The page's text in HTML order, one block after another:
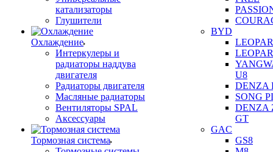
катализаторы
Глушители
Охлаждение
Интеркулеры и
радиаторы наддува
двигателя
Радиаторы двигателя
Масляные радиаторы
Вентиляторы SPAL
Аксессуары
Тормозная система
BYD
U8
DENZA
SONG
DENZA
GT
GAC
GS8